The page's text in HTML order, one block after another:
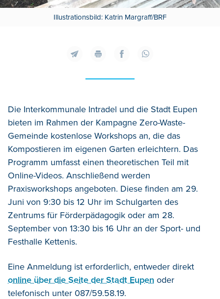
Illustrationsbild: Katrin Margraff/BRF
Die Interkommunale Intradel und die Stadt Eupen
bieten im Rahmen der Kampagne Zero-Waste-
Gemeinde kostenlose Workshops an, die das
Kompostieren im eigenen Garten erleichtern. Das
Programm umfasst einen theoretischen Teil mit
Online-Videos. Anschließend werden
Praxisworkshops angeboten. Diese finden am 29.
Juni von 9:30 bis 12 Uhr im Schulgarten des
Zentrums für Förderpädagogik oder am 28.
September von 13:30 bis 16 Uhr an der Sport- und
Festhalle Kettenis.
Eine Anmeldung ist erforderlich, entweder direkt
online über die Seite der Stadt Eupen oder
telefonisch unter 087/59.58.19.